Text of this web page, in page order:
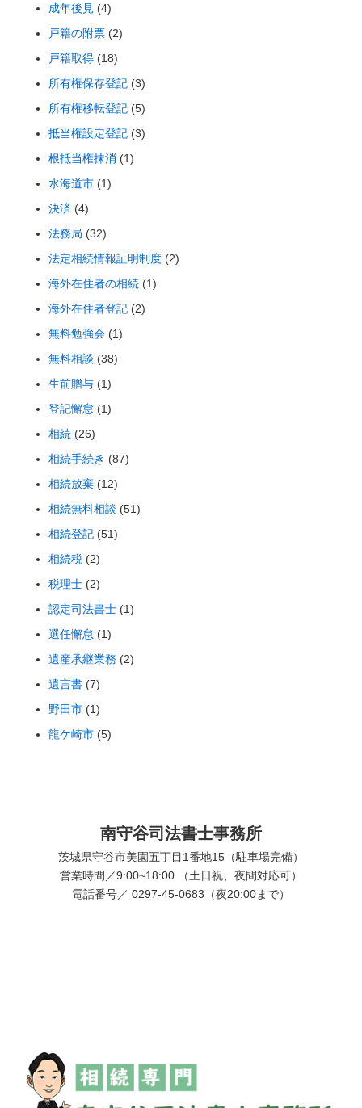
成年後見 (4)
戸籍の附票 (2)
戸籍取得 (18)
所有権保存登記 (3)
所有権移転登記 (5)
抵当権設定登記 (3)
根抵当権抹消 (1)
水海道市 (1)
決済 (4)
法務局 (32)
法定相続情報証明制度 (2)
海外在住者の相続 (1)
海外在住者登記 (2)
無料勉強会 (1)
無料相談 (38)
生前贈与 (1)
登記懈怠 (1)
相続 (26)
相続手続き (87)
相続放棄 (12)
相続無料相談 (51)
相続登記 (51)
相続税 (2)
税理士 (2)
認定司法書士 (1)
選任懈怠 (1)
遺産承継業務 (2)
遺言書 (7)
野田市 (1)
龍ケ崎市 (5)
南守谷司法書士事務所
茨城県守谷市美園五丁目1番地15（駐車場完備）
営業時間／9:00~18:00 （土日祝、夜間対応可）
電話番号／ 0297-45-0683（夜20:00まで）